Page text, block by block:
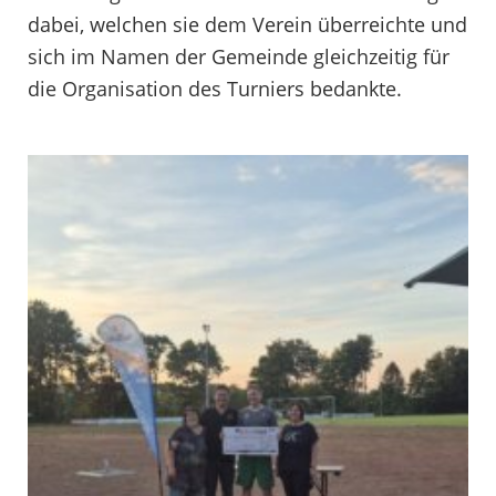
dabei, welchen sie dem Verein überreichte und
sich im Namen der Gemeinde gleichzeitig für
die Organisation des Turniers bedankte.